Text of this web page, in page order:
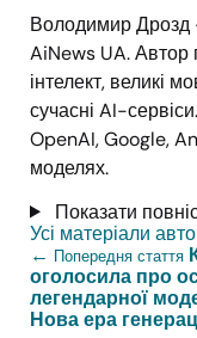
Володимир Дрозд
AiNews UA. Автор
інтелект, великі
сучасні AI-
OpenAI, Google,
моделях.
Показати
Усі матеріали
← Попередня стаття
оголосила про
легендарної
Нова ера